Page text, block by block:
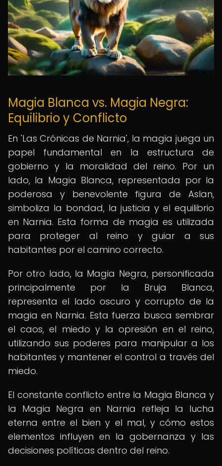
Magia Blanca vs. Magia Negra:
Equilibrio y Conflicto
En 'Las Crónicas de Narnia', la magia juega un
papel fundamental en la estructura de
gobierno y la moralidad del reino. Por un
lado, la Magia Blanca, representada por la
poderosa y benevolente figura de Aslan,
simboliza la bondad, la justicia y el equilibrio
en Narnia. Esta forma de magia es utilizada
para proteger al reino y guiar a sus
habitantes por el camino correcto.
Por otro lado, la Magia Negra, personificada
principalmente por la Bruja Blanca,
representa el lado oscuro y corrupto de la
magia en Narnia. Esta fuerza busca sembrar
el caos, el miedo y la opresión en el reino,
utilizando sus poderes para manipular a los
habitantes y mantener el control a través del
miedo.
El constante conflicto entre la Magia Blanca y
la Magia Negra en Narnia refleja la lucha
eterna entre el bien y el mal, y cómo estos
elementos influyen en la gobernanza y las
decisiones políticas dentro del reino.